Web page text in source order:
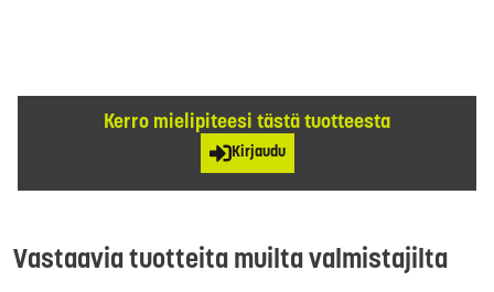
Kerro mielipiteesi tästä tuotteesta
Kirjaudu
Vastaavia tuotteita muilta valmistajilta